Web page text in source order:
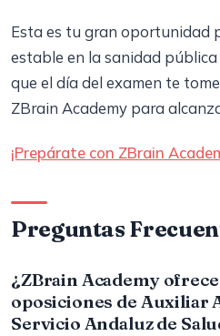
Esta es tu gran oportunidad
estable en la sanidad
que el día del examen te
ZBrain Academy para
¡Prepárate con ZBrain
Preguntas
¿ZBrain Academy
oposiciones de Auxiliar
Servicio Andaluz de